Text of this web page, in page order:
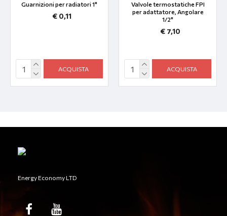
Guarnizioni per radiatori 1"
€ 0,11
ACQUISTA
Valvole termostatiche FPI
per adattatore, Angolare
1/2"
€ 7,10
ACQUISTA
Energy Economy LTD